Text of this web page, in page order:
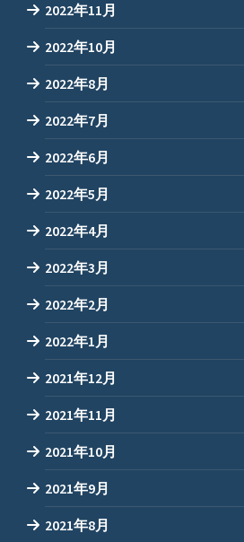
2022年11月
2022年10月
2022年8月
2022年7月
2022年6月
2022年5月
2022年4月
2022年3月
2022年2月
2022年1月
2021年12月
2021年11月
2021年10月
2021年9月
2021年8月